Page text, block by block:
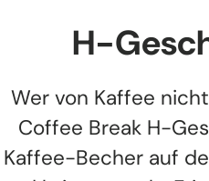
H-
Wer von Kaffee
Coffee Break H-
Kaffee-Becher auf